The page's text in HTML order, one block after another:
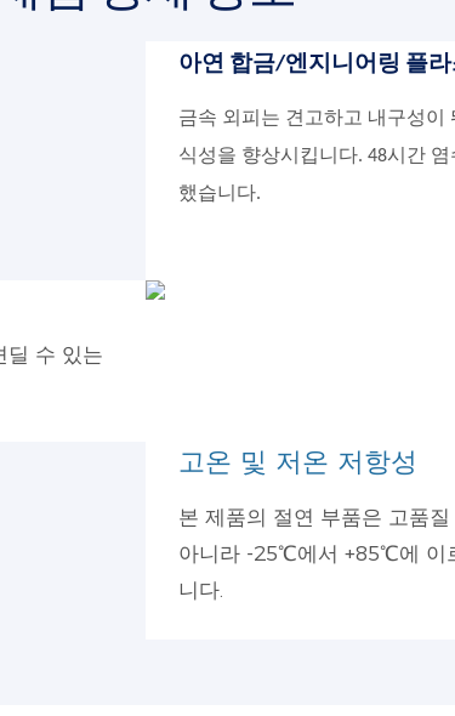
아연 합금/엔지니어링 플라
금속 외피는 견고하고 내구성이
식성을 향상시킵니다. 48시간
했습니다.
딜 수 있는
고온 및 저온 저항성
본 제품의 절연 부품은 고품
아니라 -25℃에서 +85℃에 이
니다.